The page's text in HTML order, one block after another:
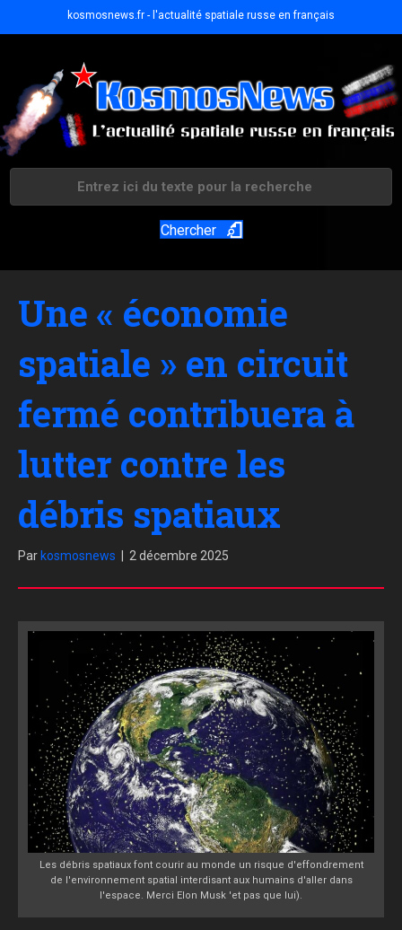
kosmosnews.fr - l'actualité spatiale russe en français
Chercher
Une « économie
spatiale » en circuit
fermé contribuera à
lutter contre les
débris spatiaux
Par kosmosnews 2 décembre 2025
Les débris spatiaux font courir au monde un risque d'effondrement
de l'environnement spatial interdisant aux humains d'aller dans
l'espace. Merci Elon Musk 'et pas que lui).